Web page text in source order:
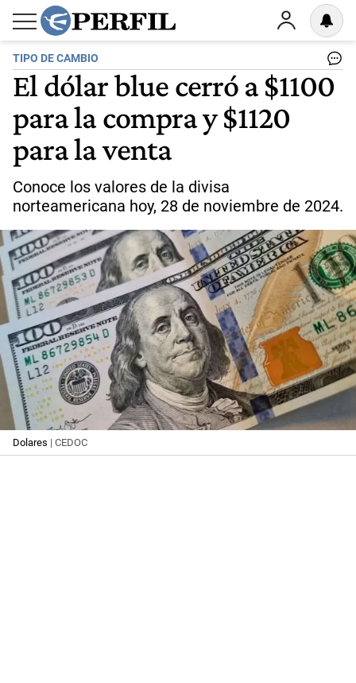
TIPO DE CAMBIO
El dólar blue cerró a $1100
para la compra y $1120
para la venta
Conoce los valores de la divisa
norteamericana hoy, 28 de noviembre de 2024.
Dolares | CEDOC